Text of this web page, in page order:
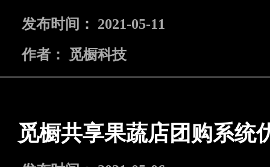
发布时间： 2021-05-11
作者： 觅橱科技
觅橱共享果蔬店团购系统